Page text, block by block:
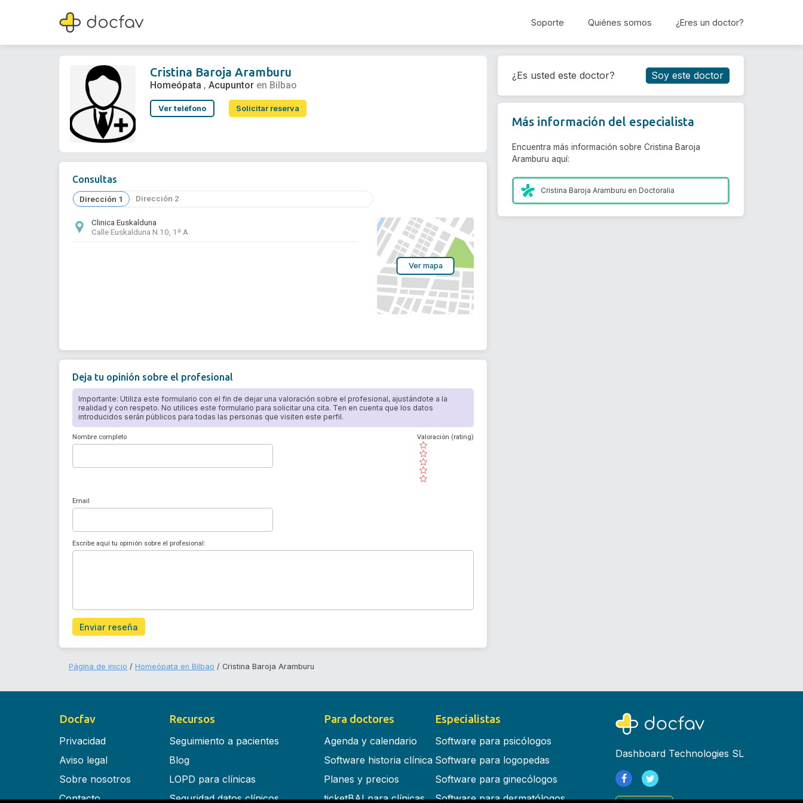
Soporte Quiénes somos ¿Eres un doctor?
Cristina Baroja Aramburu
Homeópata ,Acupuntor
Reservar cita
Cristina Baroja Aramburu
Homeópata ,Acupuntor en Bilbao
Ver teléfono Solicitar reserva
Consultas
Dirección 1 Dirección 2
Clinica Euskalduna
Calle Euskalduna N.10, 1ª A
Ver mapa
Deja tu opinión sobre el profesional
Importante: Utiliza este formulario con el fin de dejar una valoración sobre el profesional, ajustándote a la
realidad y con respeto. No utilices este formulario para solicitar una cita. Ten en cuenta que los datos
introducidos serán públicos para todas las personas que visiten este perfil.
Nombre completo
( )
( )
( )
( )
( )
Valoración (rating)
Email
Escribe aquí tu opinión sobre el profesional:
Enviar reseña
¿Es usted este doctor? Soy este doctor
Más información del especialista
Encuentra más información sobre Cristina Baroja
Aramburu aquí:
Cristina Baroja Aramburu enDoctoralia
Página de inicio Homeópata en Bilbao Cristina Baroja Aramburu
Docfav
Privacidad
Aviso legal
Sobre nosotros
Contacto
Recursos
Seguimiento a pacientes
Blog
LOPD para clínicas
Seguridad datos clínicos
Para doctores
Agenda y calendario
Software historia clínica
Planes y precios
ticketBAI para clínicas
Especialistas
Software para psicólogos
Software para logopedas
Software para ginecólogos
Software para dermatólogos
Dashboard Technologies SL